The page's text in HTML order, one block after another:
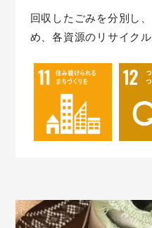
回収したごみを分別し
め、各資源のリサイク